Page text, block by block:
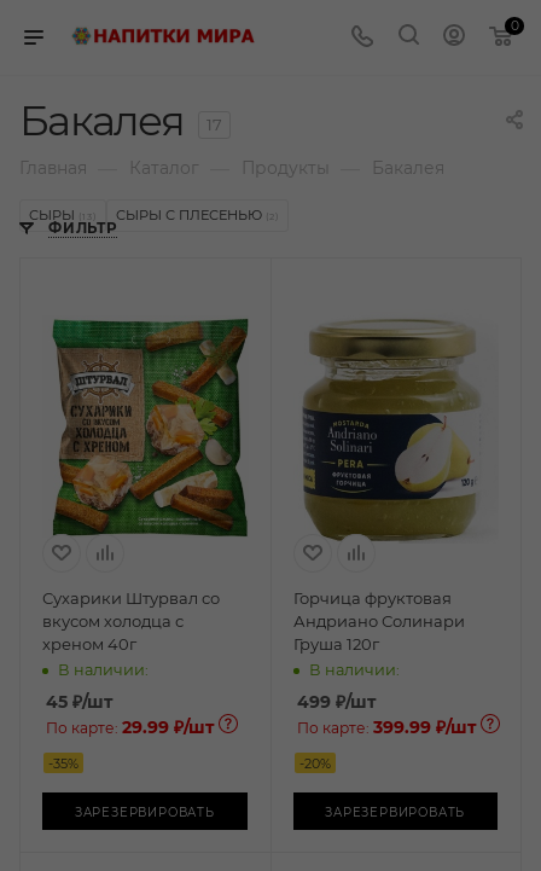
0
Бакалея 17
Главная Каталог Продукты Бакалея
СЫРЫ (13) СЫРЫ С ПЛЕСЕНЬЮ (2)
ФИЛЬТР
Сухарики Штурвал со
вкусом холодца с
хреном 40г
В наличии:
45 ₽/шт
По карте: 29.99 ₽/шт
-35%
ЗАРЕЗЕРВИРОВАТЬ
Горчица фруктовая
Андриано Солинари
Груша 120г
В наличии:
499₽/шт
По карте: 399.99 ₽/шт
-20%
ЗАРЕЗЕРВИРОВАТЬ